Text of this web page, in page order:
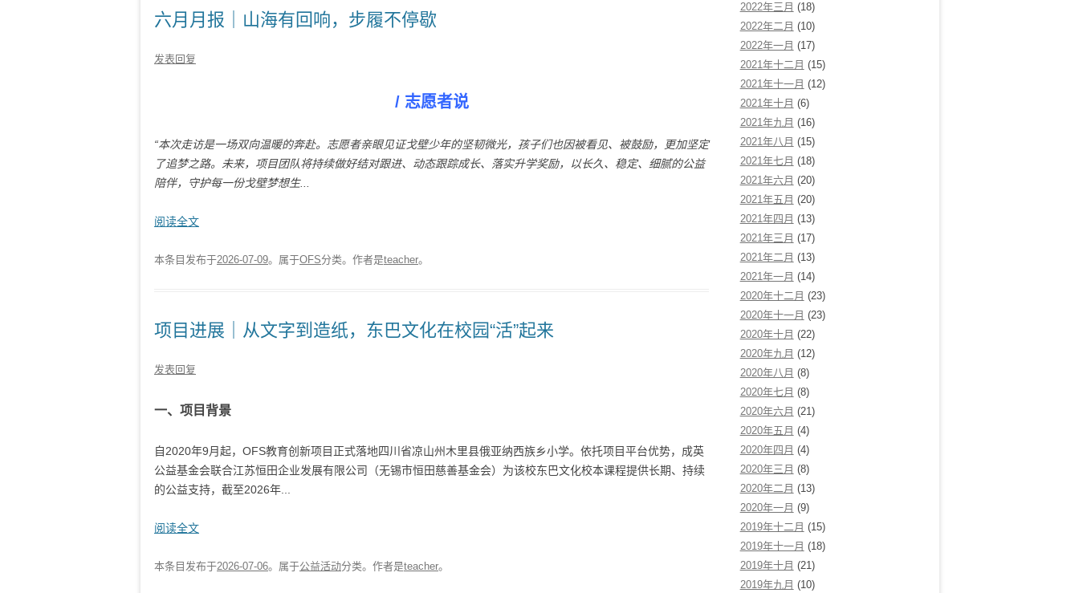
六月月报｜山海有回响，步履不停歇
发表回复
/ 志愿者说
“本次走访是一场双向温暖的奔赴。志愿者亲眼见证戈壁少年的坚韧微光，孩子们也因被看见、被鼓励，更加坚定
了追梦之路。未来，项目团队将持续做好结对跟进、动态跟踪成长、落实升学奖励，以长久、稳定、细腻的公益
陪伴，守护每一份戈壁梦想生...
阅读全文
本条目发布于2026-07-09。属于OFS分类。 作者是teacher。
项目进展｜从文字到造纸，东巴文化在校园“活”起来
发表回复
一、项目背景
自2020年9月起，OFS教育创新项目正式落地四川省凉山州木里县俄亚纳西族乡小学。依托项目平台优势，成英
公益基金会联合江苏恒田企业发展有限公司（无锡市恒田慈善基金会）为该校东巴文化校本课程提供长期、持续
的公益支持，截至2026年...
阅读全文
本条目发布于2026-07-06。属于公益活动分类。 作者是teacher。
2022年三月 (18)
2022年二月 (10)
2022年一月 (17)
2021年十二月 (15)
2021年十一月 (12)
2021年十月 (6)
2021年九月 (16)
2021年八月 (15)
2021年七月 (18)
2021年六月 (20)
2021年五月 (20)
2021年四月 (13)
2021年三月 (17)
2021年二月 (13)
2021年一月 (14)
2020年十二月 (23)
2020年十一月 (23)
2020年十月 (22)
2020年九月 (12)
2020年八月 (8)
2020年七月 (8)
2020年六月 (21)
2020年五月 (4)
2020年四月 (4)
2020年三月 (8)
2020年二月 (13)
2020年一月 (9)
2019年十二月 (15)
2019年十一月 (18)
2019年十月 (21)
2019年九月 (10)